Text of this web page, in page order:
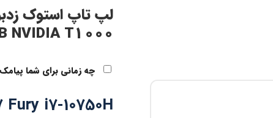
NVIDIA T1000
چه زمانی برای شما
Fury i7-10750H